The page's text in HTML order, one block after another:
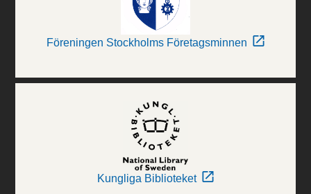
Föreningen Stockholms Företagsminnen
Kungliga Biblioteket